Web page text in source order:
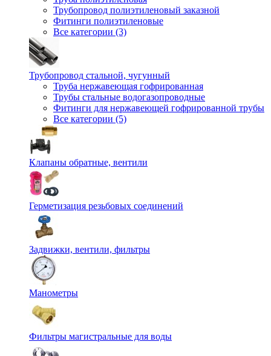
Трубопровод полиэтиленовый заказной
Фитинги полиэтиленовые
Все категории (3)
Трубопровод стальной, чугунный
Труба нержавеющая гофрированная
Трубы стальные водогазопроводные
Фитинги для нержавеющей гофрированной трубы
Все категории (5)
Клапаны обратные, вентили
Герметизация резьбовых соединений
Задвижки, вентили, фильтры
Манометры
Фильтры магистральные для воды